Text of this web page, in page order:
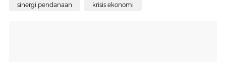
sinergi pendanaan krisis ekonomi